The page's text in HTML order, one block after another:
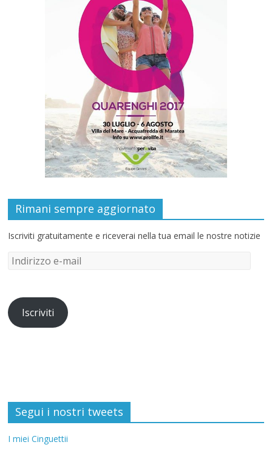
Rimani sempre aggiornato
Iscriviti gratuitamente e riceverai nella tua email le nostre notizie
Iscriviti
Segui i nostri tweets
I miei Cinguettii